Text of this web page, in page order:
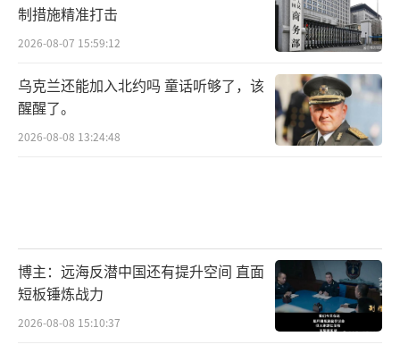
制措施精准打击
2026-08-07 15:59:12
乌克兰还能加入北约吗 童话听够了，该
醒醒了。
2026-08-08 13:24:48
博主：远海反潜中国还有提升空间 直面
短板锤炼战力
2026-08-08 15:10:37